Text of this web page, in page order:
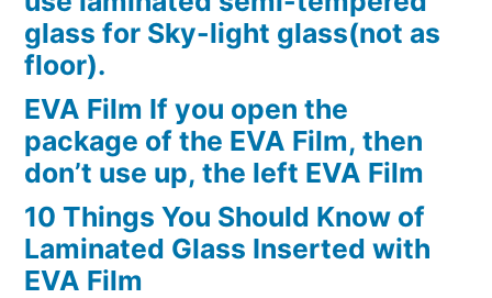
glass for Sky-light glass(not as
floor).
EVA Film If you open the
package of the EVA Film, then
don’t use up, the left EVA Film
10 Things You Should Know of
Laminated Glass Inserted with
EVA Film